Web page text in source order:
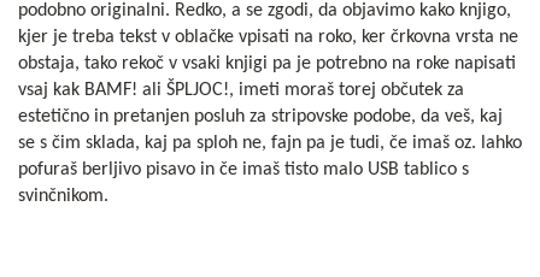
podobno originalni. Redko, a se zgodi, da objavimo kako knjigo,
kjer je treba tekst v oblačke vpisati na roko, ker črkovna vrsta ne
obstaja, tako rekoč v vsaki knjigi pa je potrebno na roke napisati
vsaj kak BAMF! ali ŠPLJOC!, imeti moraš torej občutek za
estetično in pretanjen posluh za stripovske podobe, da veš, kaj
se s čim sklada, kaj pa sploh ne, fajn pa je tudi, če imaš oz. lahko
pofuraš berljivo pisavo in če imaš tisto malo USB tablico s
svinčnikom.